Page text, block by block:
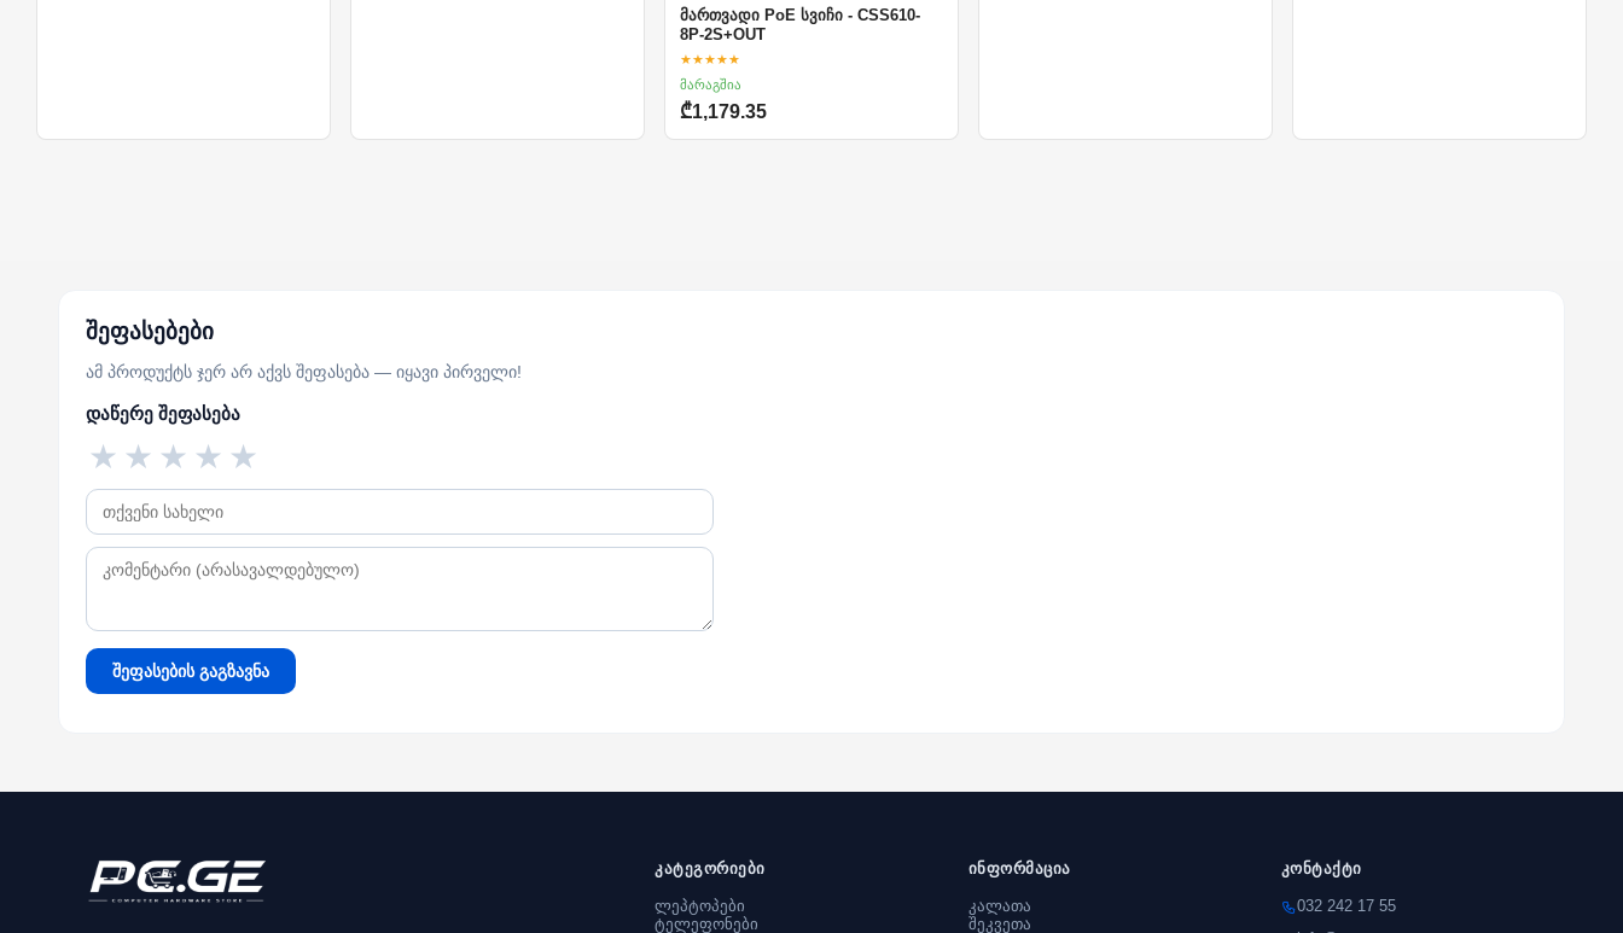
მართვადი PoE სვიჩი - CSS610-
8P-2S+OUT
★★★★★
მარაგშია
₾1,179.35
შეფასებები
ამ პროდუქტს ჯერ არ აქვს შეფასება — იყავი პირველი!
დაწერე შეფასება
★
★
★
★
★
შეფასების გაგზავნა
კატეგორიები
ლეპტოპები
ტელეფონები
ინფორმაცია
კალათა
შეკვეთა
კონტაქტი
032 242 17 55